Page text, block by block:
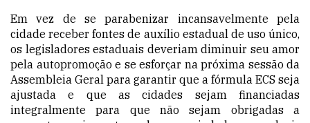
Em vez de se parabenizar incansavelmente pela
cidade receber fontes de auxílio estadual de uso único,
os legisladores estaduais deveriam diminuir seu amor
pela autopromoção e se esforçar na próxima sessão da
Assembleia Geral para garantir que a fórmula ECS seja
ajustada e que as cidades sejam financiadas
integralmente para que não sejam obrigadas a